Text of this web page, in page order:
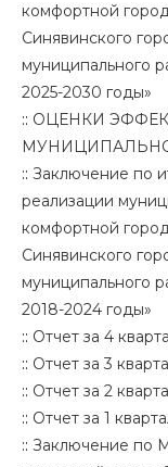
комфортной
Синявинского
муниципального
2025-2030 годы»
:: ОЦЕНКИ
:: Заключение по
реализации
комфортной
Синявинского
муниципального
2018-2024 годы»
:: Отчет за 4
:: Отчет за 3
:: Отчет за 2
:: Отчет за 1
:: Заключение по